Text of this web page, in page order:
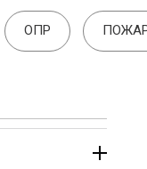
ОПР